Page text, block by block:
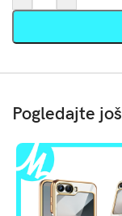
Pogledajte još